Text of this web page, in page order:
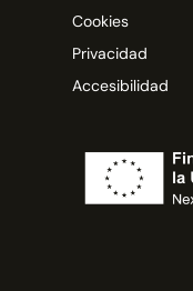
Cookies
Privacidad
Accesibilidad